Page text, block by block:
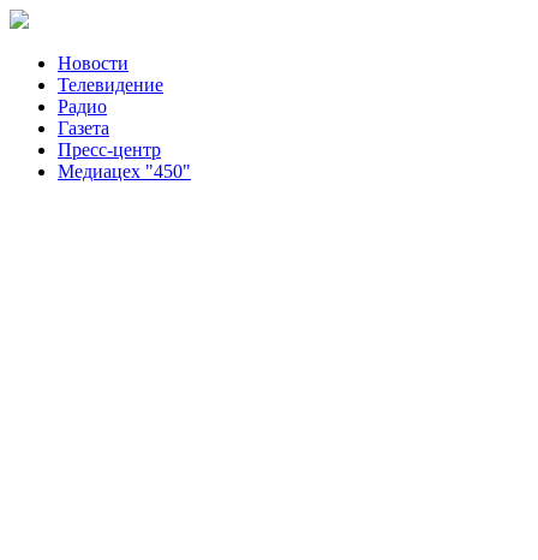
Новости
Телевидение
Радио
Газета
Пресс-центр
Медиацех "450"